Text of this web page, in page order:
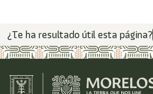
¿Te ha resultado útil esta página?